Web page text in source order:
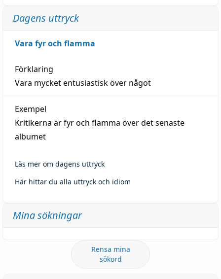
Dagens uttryck
Vara fyr och flamma
Förklaring
Vara mycket entusiastisk över något
Exempel
Kritikerna är fyr och flamma över det senaste
albumet
Läs mer om dagens uttryck
Här hittar du alla uttryck och idiom
Mina sökningar
Rensa mina
sökord